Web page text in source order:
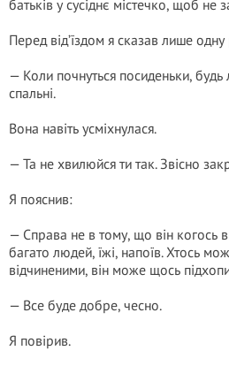
батьків у сусіднє містечко, щоб не
Перед від’їздом я сказав лише одну
— Коли почнуться посиденьки, будь
спальні.
Вона навіть усміхнулася.
— Та не хвилюйся ти так. Звісно
Я пояснив:
— Справа не в тому, що він когось
багато людей, їжі, напоїв. Хтось
відчиненими, він може щось
— Все буде добре, чесно.
Я повірив.